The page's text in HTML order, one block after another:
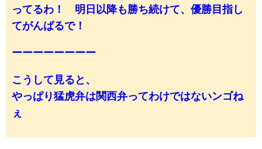
ってるわ！ 明日以降も勝ち続けて、優勝目指し
てがんばるで！
ーーーーーーーー
こうして見ると、
やっぱり猛虎弁は関西弁ってわけではないンゴね
ぇ